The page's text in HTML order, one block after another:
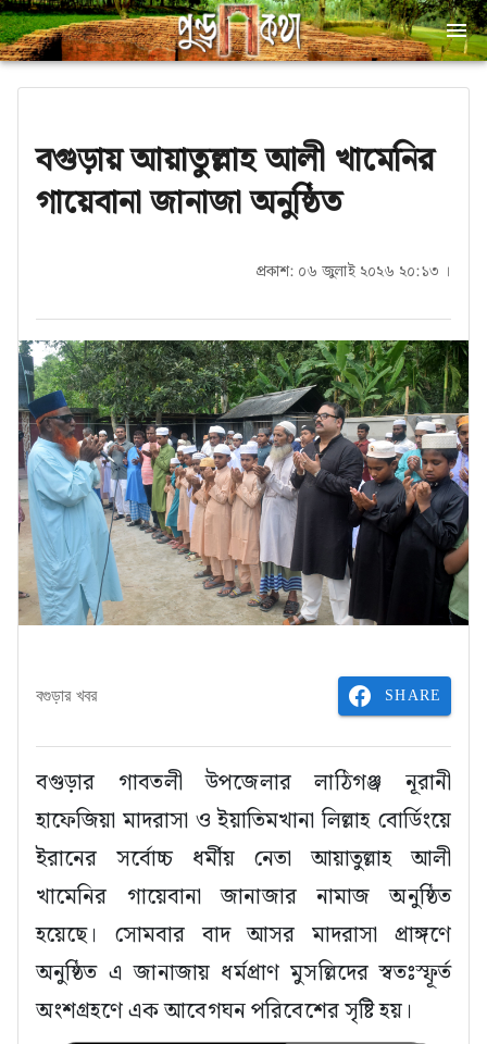
বগুড়ায় আয়াতুল্লাহ আলী খামেনির
গায়েবানা জানাজা অনুষ্ঠিত
প্রকাশ: ০৬ জুলাই ২০২৬ ২০:১৩ ।
বগুড়ার খবর SHARE
বগুড়ার গাবতলী উপজেলার লাঠিগঞ্জ নূরানী
হাফেজিয়া মাদরাসা ও ইয়াতিমখানা লিল্লাহ বোর্ডিংয়ে
ইরানের সর্বোচ্চ ধর্মীয় নেতা আয়াতুল্লাহ আলী
খামেনির গায়েবানা জানাজার নামাজ অনুষ্ঠিত
হয়েছে। সোমবার বাদ আসর মাদরাসা প্রাঙ্গণে
অনুষ্ঠিত এ জানাজায় ধর্মপ্রাণ মুসল্লিদের স্বতঃস্ফূর্ত
অংশগ্রহণে এক আবেগঘন পরিবেশের সৃষ্টি হয়।